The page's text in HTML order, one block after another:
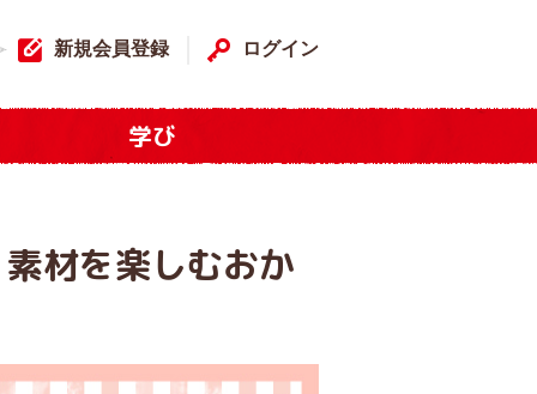
新規会員登録 ログイン
学び
材を楽しむおか